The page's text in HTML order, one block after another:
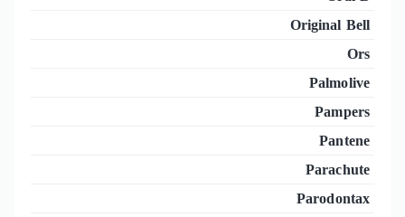
Original Bell
Ors
Palmolive
Pampers
Pantene
Parachute
Parodontax